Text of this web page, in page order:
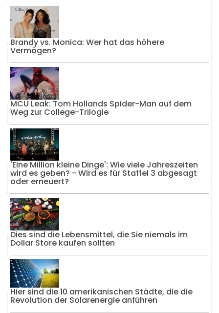
Brandy vs. Monica: Wer hat das höhere
Vermögen?
MCU Leak: Tom Hollands Spider-Man auf dem
Weg zur College-Trilogie
'Eine Million kleine Dinge': Wie viele Jahreszeiten
wird es geben? - Wird es für Staffel 3 abgesagt
oder erneuert?
Dies sind die Lebensmittel, die Sie niemals im
Dollar Store kaufen sollten
Hier sind die 10 amerikanischen Städte, die die
Revolution der Solarenergie anführen